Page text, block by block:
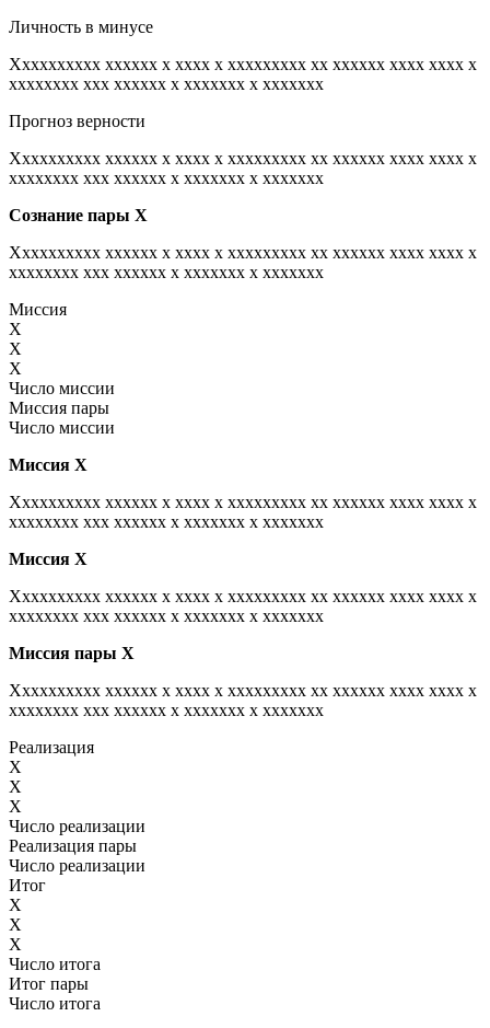
Личность в минусе
Xxxxxxxxxx xxxxxx x xxxx x xxxxxxxxx xx xxxxxx xxxx xxxx x
xxxxxxxx xxx xxxxxx x xxxxxxx x xxxxxxx
Прогноз верности
Xxxxxxxxxx xxxxxx x xxxx x xxxxxxxxx xx xxxxxx xxxx xxxx x
xxxxxxxx xxx xxxxxx x xxxxxxx x xxxxxxx
Сознание пары Х
Xxxxxxxxxx xxxxxx x xxxx x xxxxxxxxx xx xxxxxx xxxx xxxx x
xxxxxxxx xxx xxxxxx x xxxxxxx x xxxxxxx
Миссия
X
X
X
Число миссии
Миссия пары
Число миссии
Миссия Х
Xxxxxxxxxx xxxxxx x xxxx x xxxxxxxxx xx xxxxxx xxxx xxxx x
xxxxxxxx xxx xxxxxx x xxxxxxx x xxxxxxx
Миссия Х
Xxxxxxxxxx xxxxxx x xxxx x xxxxxxxxx xx xxxxxx xxxx xxxx x
xxxxxxxx xxx xxxxxx x xxxxxxx x xxxxxxx
Миссия пары Х
Xxxxxxxxxx xxxxxx x xxxx x xxxxxxxxx xx xxxxxx xxxx xxxx x
xxxxxxxx xxx xxxxxx x xxxxxxx x xxxxxxx
Реализация
X
X
X
Число реализации
Реализация пары
Число реализации
Итог
X
X
X
Число итога
Итог пары
Число итога